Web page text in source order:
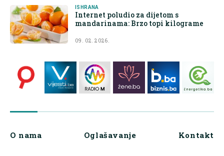
ISHRANA
Internet poludio za dijetom s
mandarinama: Brzo topi kilograme
09. 02. 2026.
O nama Oglašavanje Kontakt